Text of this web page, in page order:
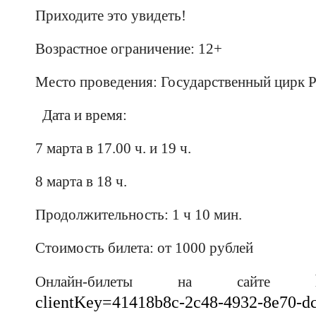
Приходите это увидеть!
Возрастное ограничение: 12+
Место проведения: Государственный
Дата и время:
7 марта в 17.00 ч. и 19 ч.
8 марта в 18 ч.
Продолжительность: 1 ч 10 мин.
Стоимость билета: от 1000 рублей
Онлайн-билеты на сайте
clientKey=41418b8c-2c48-4932-8e70-